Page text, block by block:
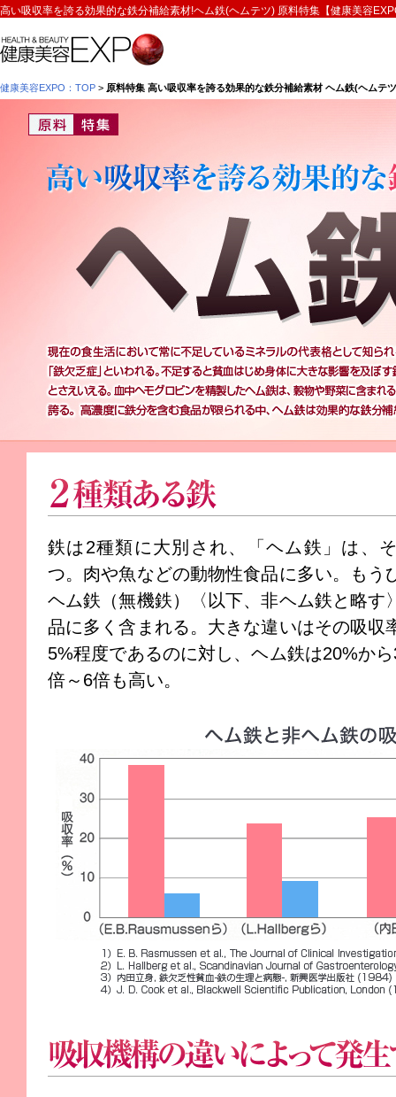
高い吸収率を誇る効果的な鉄分補給素材!ヘム鉄(ヘムテツ) 原料特集【健康美容
健康美容EXPO：TOP > 原料特集 高い吸収率を誇る効果的な鉄分補給素材 ヘム鉄(ヘムテ
原料特集 高い吸収力を誇る効果的な鉄分補給素材!ヘ
影響を及ぼす鉄分の摂取は、現代社会の必須課題とさえいえる。血中ヘモ
高濃度に鉄分を含む食品が限られる中、ヘム鉄は効果的な鉄分補給素材と
鉄は2種類に大別され、「ヘム鉄」は、
つ。肉や魚などの動物性食品に多い。もう
ヘム鉄（無機鉄）〈以下、非ヘム鉄と略す
品に多く含まれる。大きな違いはその吸収
5%程度であるのに対し、ヘム鉄は20%か
倍～6倍も高い。